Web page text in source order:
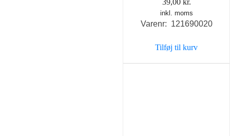
39,00 kr.
inkl. moms
Varenr: 121690020
Tilføj til kurv